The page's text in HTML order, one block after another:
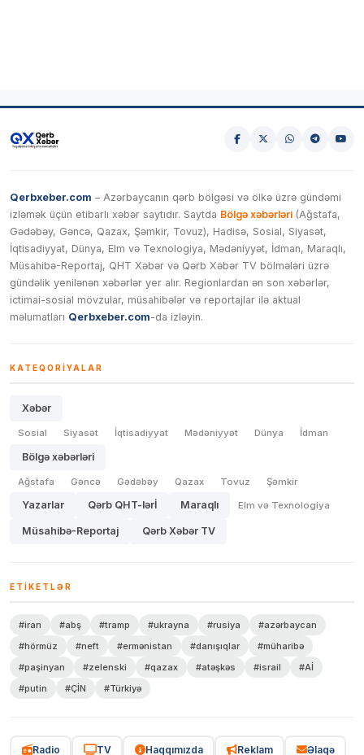
Qerbxeber.com – Azərbaycanın qərb bölgəsi və ölkə üzrə gündəmi
izləmək üçün etibarlı xəbər saytıdır. Saytda Bölgə xəbərləri (Ağstafa,
Gədəbəy, Gəncə, Qazax, Şəmkir, Tovuz), Hadisə, Sosial, Siyasət,
İqtisadiyyat, Dünya, Elm və Texnologiya, Mədəniyyət, İdman, Maraqlı,
Müsahibə-Reportaj, QHT Xəbər və Qərb Xəbər TV bölmələri üzrə
gündəlik yenilənən xəbərlər yer alır. Regionlardan ən son xəbərlər,
ictimai-sosial mövzular, müsahibələr və reportajlar ilə aktual
məlumatları Qerbxeber.com-da izləyin.
KATEQORIYALAR
Xəbər
Sosial Siyasət İqtisadiyyat Mədəniyyət Dünya İdman
Bölgə xəbərləri
Ağstafa Gəncə Gədəbəy Qazax Tovuz Şəmkir
Yazarlar Qərb QHT-lərİ Maraqlı Elm və Texnologiya
Müsahibə-Reportaj Qərb Xəbər TV
ETIKETLƏR
#iran #abş #tramp #ukrayna #rusiya
#azərbaycan
#hörmüz
#neft #ermənistan #danışıqlar
#müharibə
#paşinyan
#zelenski #qazax #atəşkəs #israil
#Aİ
#putin
#ÇİN #Türkiyə
Radio TV Haqqımızda Reklam Əlaqə